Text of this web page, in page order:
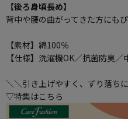
【後ろ身頃長め】
背中や腰の曲がってきた方にも
【素材】綿100％
【仕様】洗濯機OK／抗菌防臭／
＼＼引き上げやすく、ずり落ち
▽特集はこちら